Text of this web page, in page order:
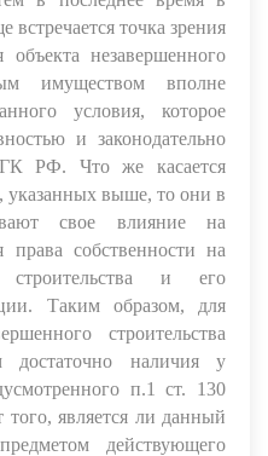
встречается точка зрения
незавершенного
имуществом вполне
условия, которое
и законодательно
РФ. Что же касается
указанных выше, то они в
свое влияние на
права собственности на
строительства и его
Таким образом, для
строительства
достаточно наличия у
п.1 ст. 130
является ли данный
действующего